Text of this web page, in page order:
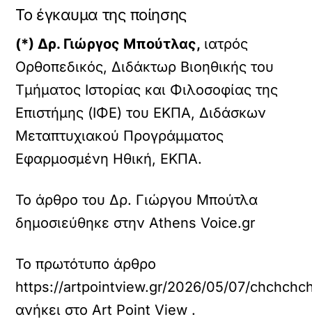
Το έγκαυμα της ποίησης
(*) Δρ. Γιώργος Μπούτλας, ιατρός
Ορθοπεδικός, Διδάκτωρ Βιοηθικής του
Τμήματος Ιστορίας και Φιλοσοφίας της
Επιστήμης (ΙΦΕ) του ΕΚΠΑ, Διδάσκων
Μεταπτυχιακού Προγράμματος
Εφαρμοσμένη Ηθική, ΕΚΠΑ.
Το άρθρο του Δρ. Γιώργου Μπούτλα
δημοσιεύθηκε στην Athens Voice.gr
Το πρωτότυπο άρθρο
https://artpointview.gr/2026/05/07/
ανήκει στοArt Point View .